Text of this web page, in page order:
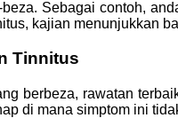
Sebagai contoh,
kajian menunjukkan
Tinnitus
berbeza, rawatan
di mana simptom ini